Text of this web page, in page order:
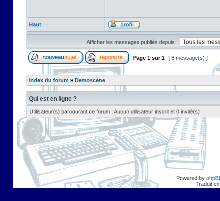
Haut
Afficher les messages publiés depuis :
Page 1 sur1 [ 6 message(s) ]
Index du forum » Demoscene
Qui est en ligne ?
Utilisateur(s) parcourant ce forum : Aucun utilisateur inscrit et 0 invité(s)
Powered by
Traduit